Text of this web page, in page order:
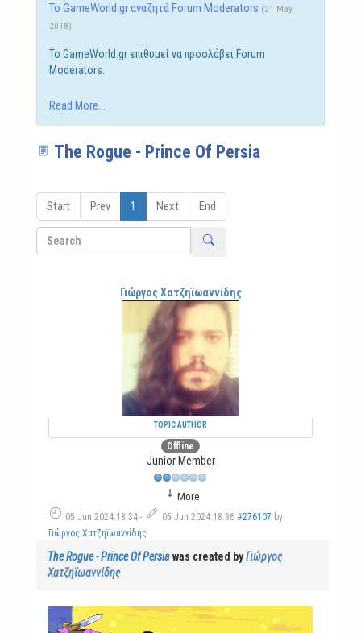
Το GameWorld.gr αναζητά Forum Moderators (21 May
2018)
Το GameWorld.gr επιθυμεί να προσλάβει Forum
Moderators.
Read More...
The Rogue - Prince Of Persia
Start Prev 1 Next End
Γιώργος Χατζηϊωαννίδης
TOPIC AUTHOR
Offline
Junior Member
More
05 Jun 2024 18:34 - 05 Jun 2024 18:36 #276107 by
Γιώργος Χατζηϊωαννίδης
The Rogue - Prince Of Persiawas created byΓιώργος
Χατζηϊωαννίδης